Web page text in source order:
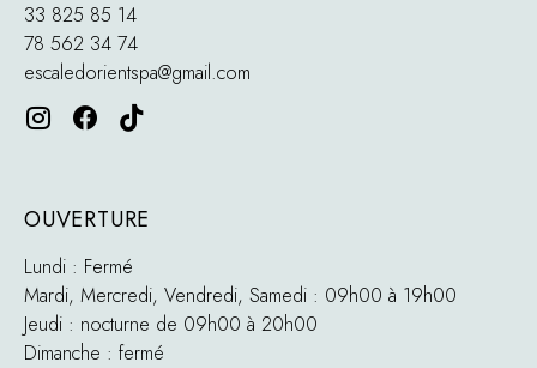
33 825 85 14
78 562 34 74
escaledorientspa@gmail.com
OUVERTURE
Lundi : Fermé
Mardi, Mercredi, Vendredi, Samedi : 09h00 à 19h00
Jeudi : nocturne de 09h00 à 20h00
Dimanche : fermé